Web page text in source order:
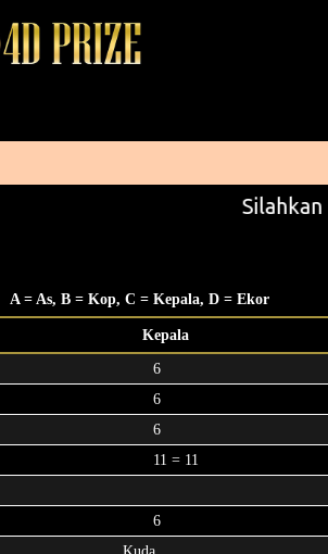
Silahkan
A = As, B = Kop, C = Kepala, D = Ekor
Kepala
6
6
6
11 = 11
6